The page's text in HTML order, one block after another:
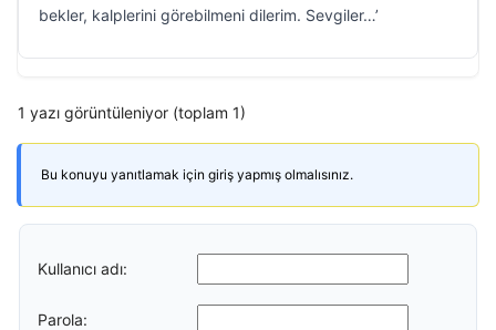
bekler, kalplerini görebilmeni dilerim. Sevgiler…’
1 yazı görüntüleniyor (toplam 1)
Bu konuyu yanıtlamak için giriş yapmış olmalısınız.
Kullanıcı adı:
Parola: